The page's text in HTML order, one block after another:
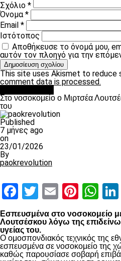
Σχόλιο *
Όνομα*
Email *
Ιστότοπος
Αποθήκευσε το όνομά μου,
αυτόν τον πλοηγό για την
This site uses Akismet to reduce
comment data is processed.
Στο νοσοκομείο ο Μιρτσέα
του
Published
7 μήνες ago
on
23/01/2026
By
paokrevolution
Facebook
Twitter
Email
Εσπευσμένα στο νοσοκομείο
Λουτσέσκου λόγω της
υγείας του.
Ο ομοσπονδιακός τεχνικός της
εσπευσμένα σε νοσοκομείο της
καθώς παρουσίασε σοβαρή